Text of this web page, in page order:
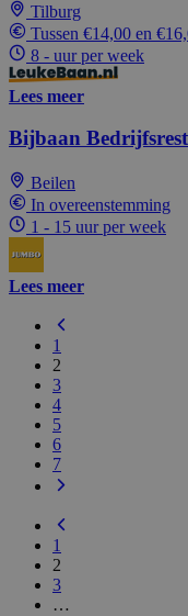
Tilburg
Tussen €14,00 en
8 - uur per week
Lees meer
Bijbaan
Beilen
In overeenstemming
1 - 15 uur per week
Lees meer
1
2
3
4
5
6
7
1
2
3
…